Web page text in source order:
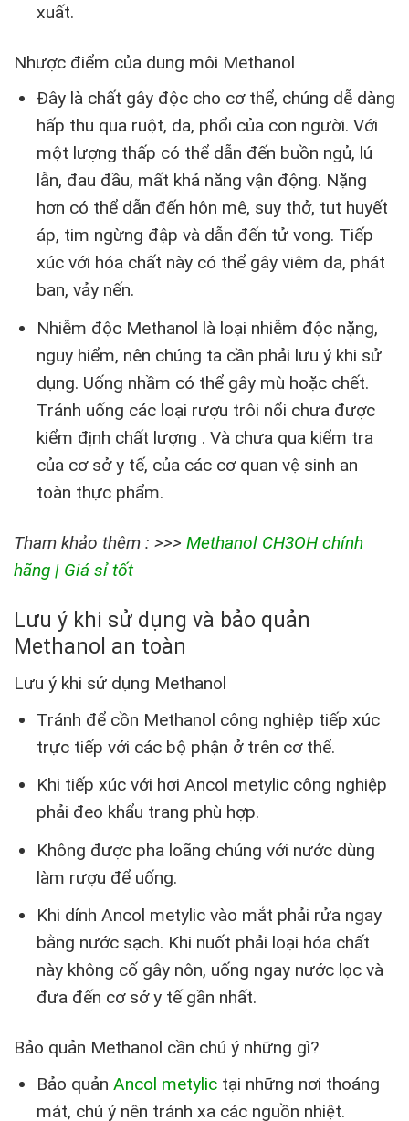
xuất.
Nhược điểm của dung môi Methanol
Đây là chất gây độc cho cơ thể, chúng dễ dàng
hấp thu qua ruột, da, phổi của con người. Với
một lượng thấp có thể dẫn đến buồn ngủ, lú
lẫn, đau đầu, mất khả năng vận động. Nặng
hơn có thể dẫn đến hôn mê, suy thở, tụt huyết
áp, tim ngừng đập và dẫn đến tử vong. Tiếp
xúc với hóa chất này có thể gây viêm da, phát
ban, vảy nến.
Nhiễm độc Methanol là loại nhiễm độc nặng,
nguy hiểm, nên chúng ta cần phải lưu ý khi sử
dụng. Uống nhầm có thể gây mù hoặc chết.
Tránh uống các loại rượu trôi nổi chưa được
kiểm định chất lượng . Và chưa qua kiểm tra
của cơ sở y tế, của các cơ quan vệ sinh an
toàn thực phẩm.
Tham khảo thêm : >>> Methanol CH3OH chính
hãng | Giá sỉ tốt
Lưu ý khi sử dụng và bảo quản
Methanol an toàn
Lưu ý khi sử dụng Methanol
Tránh để cồn Methanol công nghiệp tiếp xúc
trực tiếp với các bộ phận ở trên cơ thể.
Khi tiếp xúc với hơi Ancol metylic công nghiệp
phải đeo khẩu trang phù hợp.
Không được pha loãng chúng với nước dùng
làm rượu để uống.
Khi dính Ancol metylic vào mắt phải rửa ngay
bằng nước sạch. Khi nuốt phải loại hóa chất
này không cố gây nôn, uống ngay nước lọc và
đưa đến cơ sở y tế gần nhất.
Bảo quản Methanol cần chú ý những gì?
Bảo quản Ancol metylictại những nơi thoáng
mát, chú ý nên tránh xa các nguồn nhiệt.